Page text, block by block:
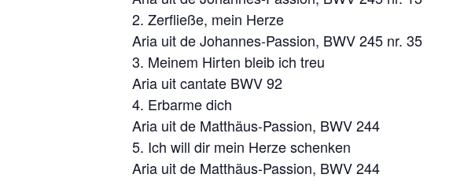
2. Zerfließe, mein Herze
Aria uit de Johannes-Passion, BWV 245 nr. 35
3. Meinem Hirten bleib ich treu
Aria uit cantate BWV 92
4. Erbarme dich
Aria uit de Matthäus-Passion, BWV 244
5. Ich will dir mein Herze schenken
Aria uit de Matthäus-Passion, BWV 244